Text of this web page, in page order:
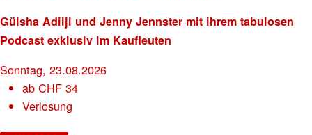
Gülsha Adilji und Jenny Jennster mit ihrem tabulosen
Podcast exklusiv im Kaufleuten
Sonntag, 23.08.2026
abCHF 34
Verlosung